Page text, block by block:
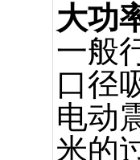
大功
一般
口径
电动
米的